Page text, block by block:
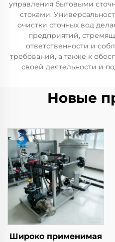
управления бытовыми
стоками.
очистки сточных вод
предприятий,
ответственности и
требований, а также к
своей деятельности и
Новые
Широко применимая